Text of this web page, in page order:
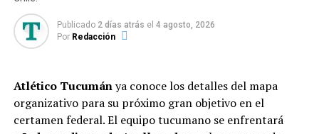
10- Franco Colapinto (7)
10- Isack Hadjar (7).
FUENTE:TyC Sports
Braida ingresaría por Lautaro Blanco; Milton Delgado
entraría por Sebastián Villa; y Milton Giménez ocuparía
el lugar de Miguel Merentiel.
Tras abrir el semestre con una caída frente a
Independiente en Avellaneda, Estudiantes supo
levantarse del tropezón y se lució frente a Defensa y
Publicado 2 días atrás el 4 agosto, 2026
Por Redacción
Atlético Tucumánya conoce los detalles del mapa
organizativo para su próximo gran objetivo en el
certamen federal. El equipo tucumano se enfrentará